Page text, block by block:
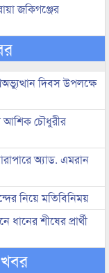
জকিগঞ্জের
দিবস উপলক্ষে
আশিক চৌধুরীর
অ্যাড. এমরান
নিয়ে মতিবিনিময়
শীষের প্রার্থী